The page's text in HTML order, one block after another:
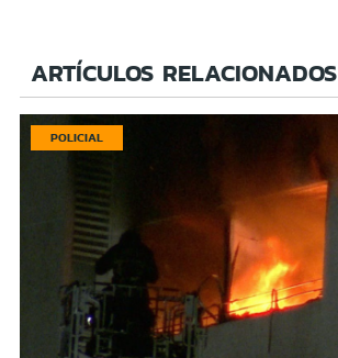
ARTÍCULOS RELACIONADOS
POLICIAL